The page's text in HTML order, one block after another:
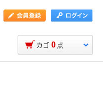
カゴ 0 点